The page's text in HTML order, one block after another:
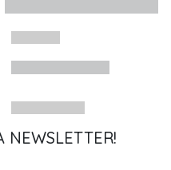
NEWSLETTER!